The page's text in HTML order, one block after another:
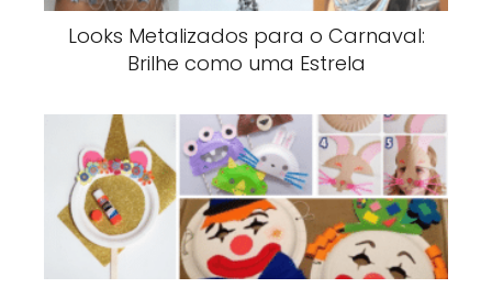
Looks Metalizados para o Carnaval:
Brilhe como uma Estrela